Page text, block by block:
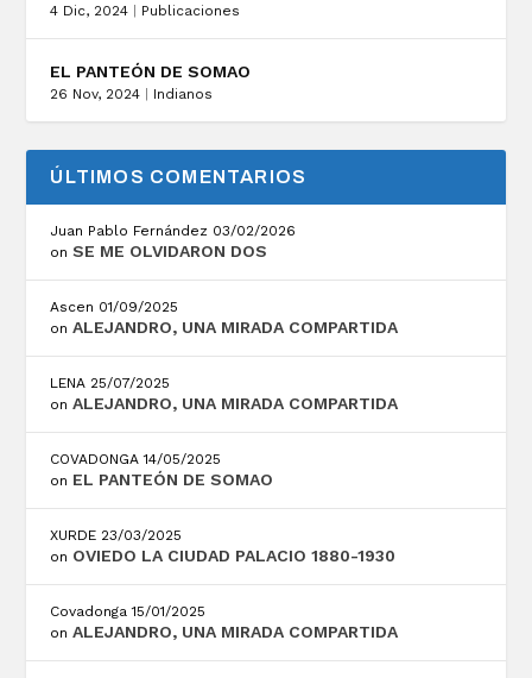
4 Dic, 2024 Publicaciones
EL PANTEÓN DE SOMAO
26 Nov, 2024 Indianos
ÚLTIMOS COMENTARIOS
Juan Pablo Fernández 03/02/2026
onSE ME OLVIDARON DOS
Ascen 01/09/2025
onALEJANDRO, UNA MIRADA COMPARTIDA
LENA 25/07/2025
onALEJANDRO, UNA MIRADA COMPARTIDA
COVADONGA 14/05/2025
on EL PANTEÓN DE SOMAO
XURDE 23/03/2025
on OVIEDO LA CIUDAD PALACIO 1880-1930
Covadonga 15/01/2025
onALEJANDRO, UNA MIRADA COMPARTIDA